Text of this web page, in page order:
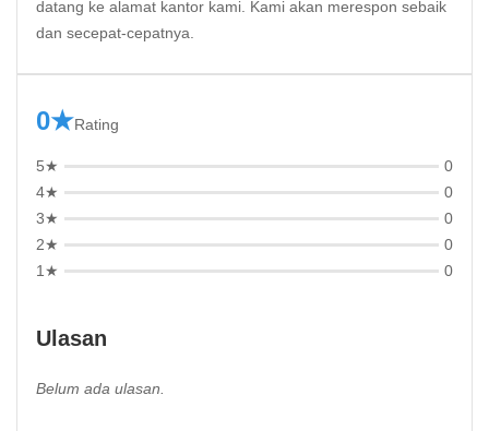
datang ke alamat kantor kami. Kami akan merespon sebaik
dan secepat-cepatnya.
0★Rating
5★
0
4★
0
3★
0
2★
0
1★
0
Ulasan
Belum ada ulasan.